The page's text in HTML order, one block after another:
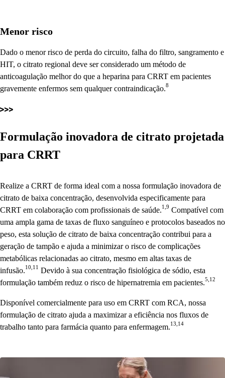
Menor risco
Dado o menor risco de perda do circuito, falha do filtro, sangramento e
HIT, o citrato regional deve ser considerado um método de
anticoagulação melhor do que a heparina para CRRT em pacientes
gravemente enfermos sem qualquer contraindicação.8
Formulação inovadora de citrato projetada
para CRRT
Realize a CRRT de forma ideal com a nossa formulação inovadora de
citrato de baixa concentração, desenvolvida especificamente para
CRRT em colaboração com profissionais de saúde.1,9 Compatível com
uma ampla gama de taxas de fluxo sanguíneo e protocolos baseados no
peso, esta solução de citrato de baixa concentração contribui para a
geração de tampão e ajuda a minimizar o risco de complicações
metabólicas relacionadas ao citrato, mesmo em altas taxas de
infusão.10,11 Devido à sua concentração fisiológica de sódio, esta
formulação também reduz o risco de hipernatremia em pacientes.5,12
Disponível comercialmente para uso em CRRT com RCA, nossa
formulação de citrato ajuda a maximizar a eficiência nos fluxos de
trabalho tanto para farmácia quanto para enfermagem.13,14